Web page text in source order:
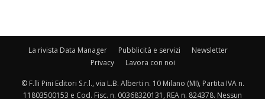
La rivista Data Manager Pubblicità e servizi
Newsletter
Privacy
Lavora con noi
© F.lli Pini Editori S.r.l., via L.B. Alberti n. 10 Milano (MI), Partita IVA n.
11803500153 e Cod. Fisc. n. 00368320131, REA n. 824378. Nessun